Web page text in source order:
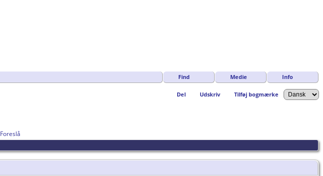
Find Medie Info
Del Udskriv Tilføj bogmærke
Foreslå